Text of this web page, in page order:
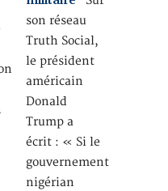
son réseau
Truth Social,
le président
américain
Donald
Trump a
écrit : « Si le
gouvernement
nigérian